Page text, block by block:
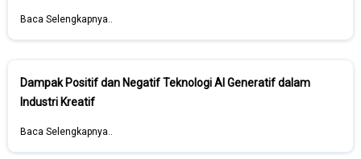
Baca Selengkapnya..
Dampak Positif dan Negatif Teknologi AI Generatif dalam
Industri Kreatif
Baca Selengkapnya..